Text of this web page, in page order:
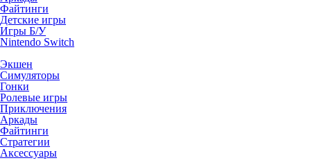
Файтинги
Детские игры
Игры Б/У
Nintendo Switch
Экшен
Симуляторы
Гонки
Ролевые игры
Приключения
Аркады
Файтинги
Стратегии
Аксессуары